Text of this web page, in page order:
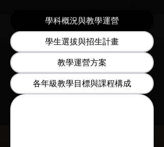
學科概況與教學運營
學生選拔與招生計畫
教學運營方案
各年級教學目標與課程構成